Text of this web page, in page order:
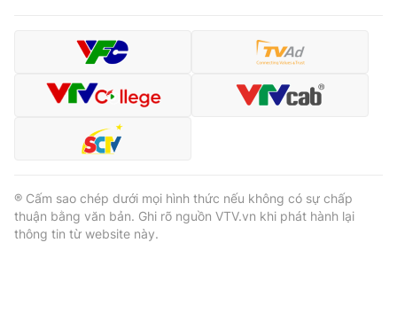
® Cấm sao chép dưới mọi hình thức nếu không có sự chấp
thuận bằng văn bản. Ghi rõ nguồn VTV.vn khi phát hành lại
thông tin từ website này.